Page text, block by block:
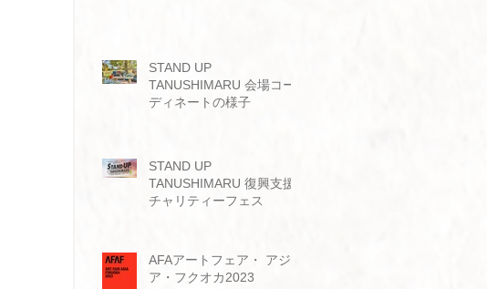
STAND UP
TANUSHIMARU 会場コー
ディネートの様子
STAND UP
TANUSHIMARU 復興支援
チャリティーフェス
AFAアートフェア・ アジ
ア・フクオカ2023